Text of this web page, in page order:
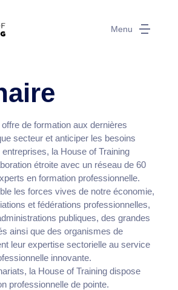
Menu
de formation aux dernières
secteur et anticiper les besoins
la House of Training
étroite avec un réseau de 60
en formation professionnelle.
les forces vives de notre économie,
et fédérations professionnelles,
publiques, des grandes
ainsi que des organismes de
leur expertise sectorielle au service
innovante.
la House of Training dispose
professionnelle de pointe.